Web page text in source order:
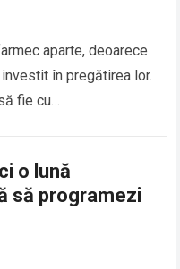
aparte, deoarece
în pregătirea lor.
fie cu…
o lună
să programezi